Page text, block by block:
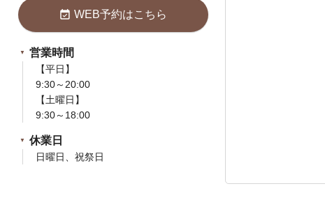
event_available WEB予約はこちら
営業時間
【平日】
9:30～20:00
【土曜日】
9:30～18:00
休業日
日曜日、祝祭日